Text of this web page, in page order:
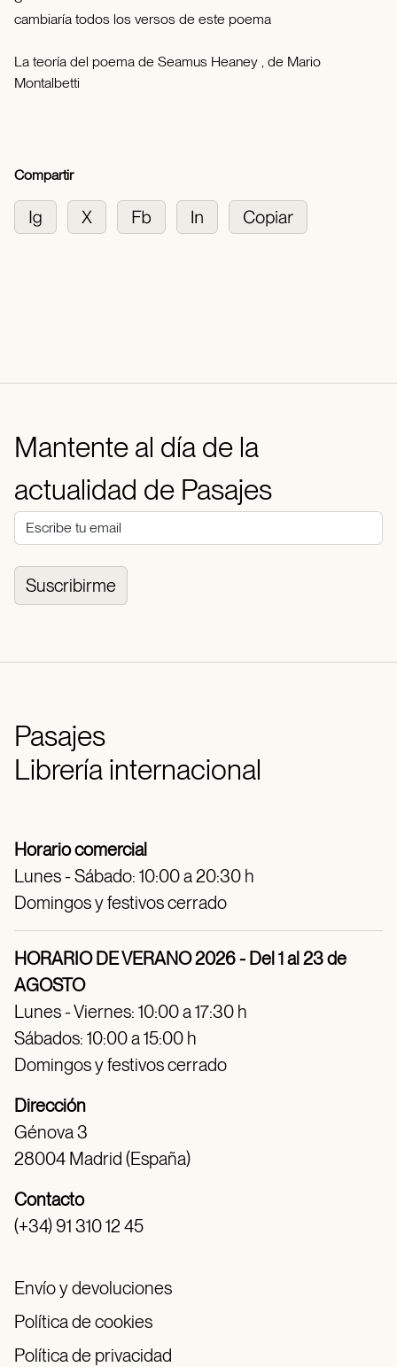
cambiaría todos los versos de este poema
La teoría del poema de Seamus Heaney , de Mario
Montalbetti
Compartir
Mantente al día de la
actualidad de Pasajes
Suscribirme
Pasajes
Librería internacional
Horario comercial
Lunes - Sábado: 10:00 a 20:30 h
Domingos y festivos cerrado
HORARIO DE VERANO 2026 - Del 1 al 23 de
AGOSTO
Lunes - Viernes: 10:00 a 17:30 h
Sábados: 10:00 a 15:00 h
Domingos y festivos cerrado
Dirección
Génova 3
28004 Madrid (España)
Contacto
(+34) 91 310 12 45
Envío y devoluciones
Política de cookies
Política de privacidad